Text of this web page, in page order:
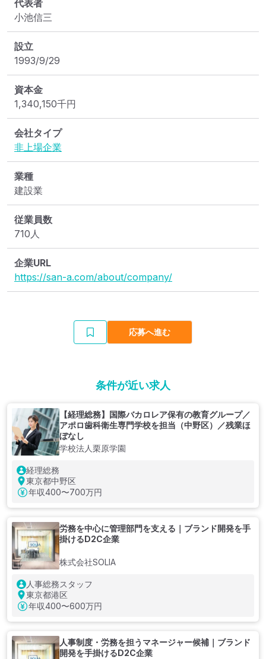
代表者
小池信三
設立
1993/9/29
資本金
1,340,150千円
会社タイプ
非上場企業
業種
建設業
従業員数
710人
企業URL
https://san-a.com/about/company/
応募へ進む
条件が近い求人
【経理総務】国際バカロレア保有の教育グループ／
アポロ歯科衛生専門学校を担当（中野区）／残業ほ
ぼなし
学校法人栗原学園
経理総務
東京都中野区
年収400〜700万円
労務を中心に管理部門を支える｜ブランド開発を手
掛けるD2C企業
株式会社SOLIA
人事総務スタッフ
東京都港区
年収400〜600万円
人事制度・労務を担うマネージャー候補｜ブランド
開発を手掛けるD2C企業